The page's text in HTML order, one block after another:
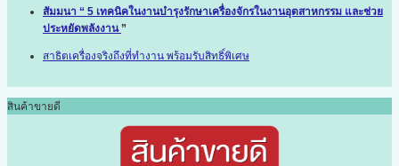
สัมมนา “ 5 เทคนิคในงานบำรุงรักษาเครื่องจักรในงานอุตสาหกรรม และช่วย
ประหยัดพลังงาน ”
สาธิตเครื่องจริงถึงที่ทำงาน พร้อมรับสิทธิ์พิเศษ
สินค้าขายดี